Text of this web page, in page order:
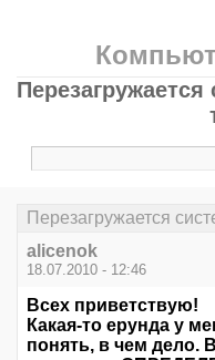
Перезагружается
alicenok
18.07.2010 - 12:46
Всех приветствую!
Какая-то ерунда у
понять, в чем дело.